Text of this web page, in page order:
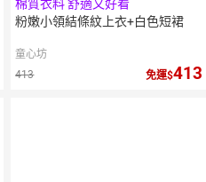
棉質衣料 舒適又好看
粉嫩小領結條紋上衣+白色短裙
童心坊
413
免運 413